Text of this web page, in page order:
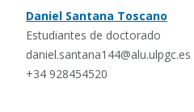
Daniel Santana Toscano
Estudiantes de doctorado
daniel.santana144@alu.ulpgc.es
+34 928454520